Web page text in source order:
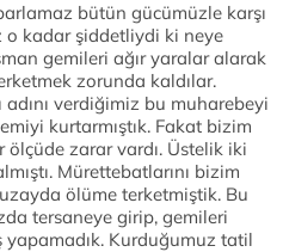
bütün gücümüzle karşı
o kadar şiddetliydi ki neye
gemileri ağır yaralar alarak
zorunda kaldılar.
verdiğimiz bu muharebeyi
kurtarmıştık. Fakat bizim
ölçüde zarar vardı. Üstelik iki
Mürettebatlarını bizim
ölüme terketmiştik. Bu
tersaneye girip, gemileri
Kurduğumuz tatil